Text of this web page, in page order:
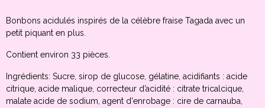
Bonbons acidulés inspirés de la célèbre fraise Tagada avec un
petit piquant en plus.
Contient environ 33 pièces.
Ingrédients: Sucre, sirop de glucose, gélatine, acidifiants : acide
citrique, acide malique, correcteur d’acidité : citrate tricalcique,
malate acide de sodium, agent d'enrobage : cire de carnauba,